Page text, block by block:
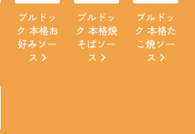
ブルドッ
ク 本格お
好みソー
ス
ブルドッ
ク 本格焼
そばソー
ス
ブルドッ
ク 本格た
こ焼ソー
ス